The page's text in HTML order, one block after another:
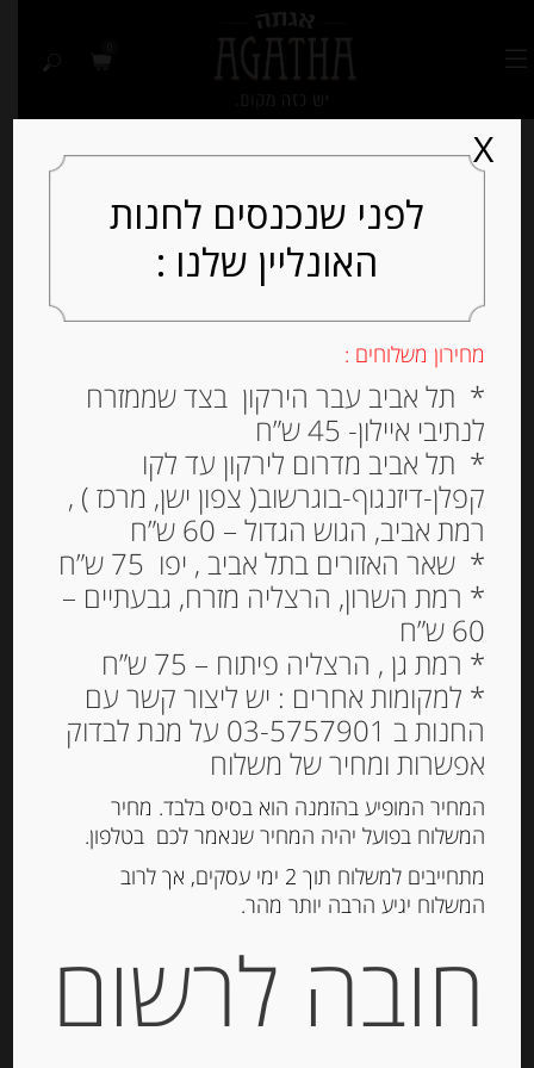
קרם ערמונים ממותק
בטעם וניל 360 גרם
ANDRINI
₪59.00
הוספה לסל
382009112
קטגוריות:מוצרים חדשים
ריבות, דבש וממרחים
לפני שנכנסים לחנות
האונליין שלנו :
מחירון משלוחים :
* תל אביב עבר הירקון בצד שממזרח
לנתיבי איילון- 45 ש”ח
* תל אביב מדרום לירקון עד לקו
קפלן-דיזנגוף-בוגרשוב( צפון ישן, מרכז ) ,
רמת אביב, הגוש הגדול – 60 ש”ח
* שאר האזורים בתל אביב , יפו 75 ש”ח
* רמת השרון, הרצליה מזרח, גבעתיים –
60 ש”ח
* רמת גן , הרצליה פיתוח – 75 ש”ח
* למקומות אחרים : יש ליצור קשר עם
החנות ב 03-5757901 על מנת לבדוק
אפשרות ומחיר של משלוח
המחיר המופיע בהזמנה הוא בסיס בלבד. מחיר
המשלוח בפועל יהיה המחיר שנאמר לכם בטלפון.
מתחייבים למשלוח תוך 2 ימי עסקים, אך לרוב
המשלוח יגיע הרבה יותר מהר.
חובה לרשום
X